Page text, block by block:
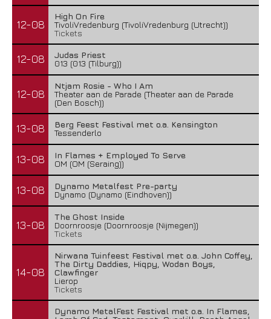
12-08
High On Fire
TivoliVredenburg (TivoliVredenburg (Utrecht))
Tickets
12-08
Judas Priest
013 (013 (Tilburg))
12-08
Ntjam Rosie - Who I Am
Theater aan de Parade (Theater aan de Parade
(Den Bosch))
13-08
Berg Feest Festival met o.a. Kensington
Tessenderlo
13-08
In Flames + Employed To Serve
OM (OM (Seraing))
13-08
Dynamo Metalfest Pre-party
Dynamo (Dynamo (Eindhoven))
13-08
The Ghost Inside
Doornroosje (Doornroosje (Nijmegen))
Tickets
14-08
Nirwana Tuinfeest Festival met o.a. John Coffey,
The Dirty Daddies, Hiqpy, Wodan Boys,
Clawfinger
Lierop
Tickets
Dynamo MetalFest Festival met o.a. In Flames,